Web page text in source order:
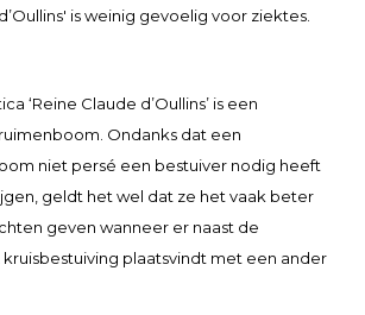
is weinig gevoelig voor ziektes.
‘Reine Claude d’Oullins’ is een
Ondanks dat een
niet persé een bestuiver nodig heeft
geldt het wel dat ze het vaak beter
geven wanneer er naast de
plaatsvindt met een ander